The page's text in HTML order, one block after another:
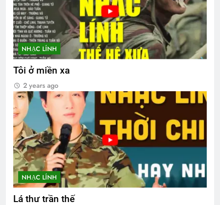
NHẠC LÍNH
Tôi ở miền xa
2 years ago
NHẠC LÍNH
Lá thư trần thế